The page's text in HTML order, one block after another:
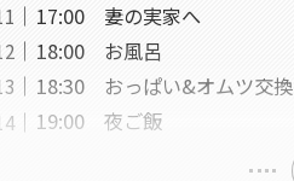
17:00 妻の実家へ
18:00 お風呂
18:30 おっぱい&オムツ交換
19:00 夜ご飯